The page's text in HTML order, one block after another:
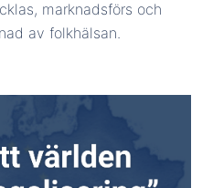
marknadsförs och
av folkhälsan.